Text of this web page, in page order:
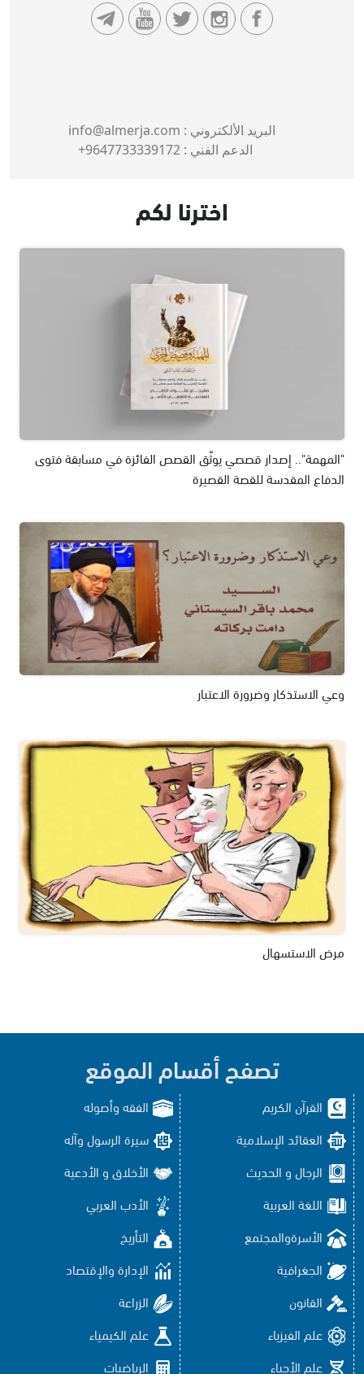
البريد الألكتروني : info@almerja.com
الدعم الفني : 9647733339172+
اخترنا لكم
"المهمة".. إصدار قصصي يوثّق القصص الفائزة في مسابقة فتوى
الدفاع المقدسة للقصة القصيرة
وعي الاستذكار وضرورة الاعتبار
مرض الاستسهال
تصفح أقسام الموقع
القرآن الكريم
الفقه وأصوله
العقائد الإسلامية
سيرة الرسول وآله
الرجال و الحديث
الأخلاق و الأدعية
اللغة العربية
الأدب العربي
الأسرةوالمجتمع
التأريخ
الجغرافية
الإدارة والإقتصاد
القانون
الزراعة
علم الفيزياء
علم الكيمياء
علم الأحياء
الرياضيات